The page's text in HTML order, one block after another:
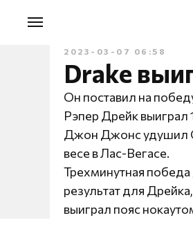
2023-03-07 06:58
Drake
Он поставил на
Рэпер Дрейк выиграл
Джон Джонс удушил
весе в Лас-Вегасе.
Трехминутная
результат для
выиграл пояс